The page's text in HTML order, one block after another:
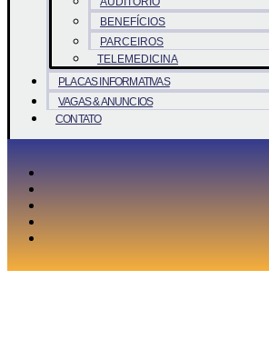
BENEFÍCIOS
PARCEIROS
TELEMEDICINA
PLACAS INFORMATIVAS
VAGAS & ANUNCIOS
CONTATO